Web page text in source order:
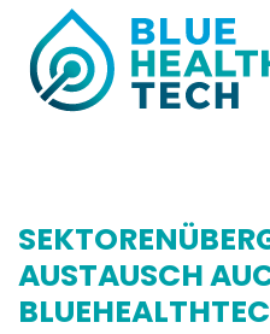
AUSTAUSCH